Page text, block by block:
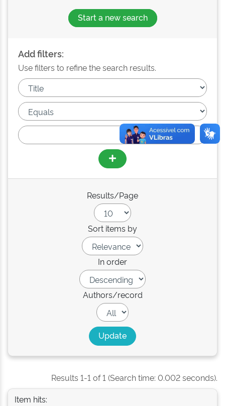
Start a new search
Add filters:
Use filters to refine the search results.
Results/Page
Sort items by
In order
Authors/record
Results 1-1 of 1 (Search time: 0.002 seconds).
Item hits: